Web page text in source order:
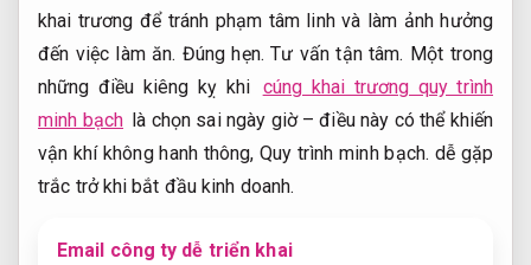
khai trương để tránh phạm tâm linh và làm ảnh hưởng
đến việc làm ăn. Đúng hẹn. Tư vấn tận tâm. Một trong
những điều kiêng kỵ khi cúng khai trương quy trình
minh bạch là chọn sai ngày giờ – điều này có thể khiến
vận khí không hanh thông, Quy trình minh bạch. dễ gặp
trắc trở khi bắt đầu kinh doanh.
Email công ty dễ triển khai